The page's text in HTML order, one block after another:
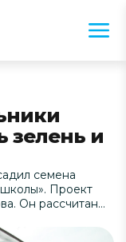
зелень и
семена
Проект
Он рассчитан